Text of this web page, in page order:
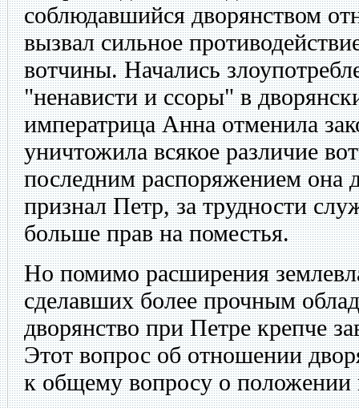
соблюдавшийся дворянством
вызвал сильное
вотчины. Начались
"ненависти и ссоры" в
императрица Анна отменила
уничтожила всякое различие
последним распоряжением она
признал Петр, за трудности
больше прав на поместья.
Но помимо расширения
сделавших более прочным
дворянство при Петре крепче
Этот вопрос об отношении
к общему вопросу о положении